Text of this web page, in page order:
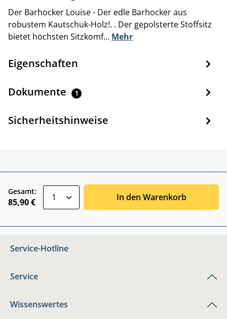
Der Barhocker Louise - Der edle Barhocker aus
robustem Kautschuk-Holz!. . Der gepolsterte Stoffsitz
bietet höchsten Sitzkomf… Mehr
Eigenschaften
Dokumente 1
Sicherheitshinweise
Gesamt:
85,90 € In den Warenkorb
Service-Hotline
Service
Wissenswertes